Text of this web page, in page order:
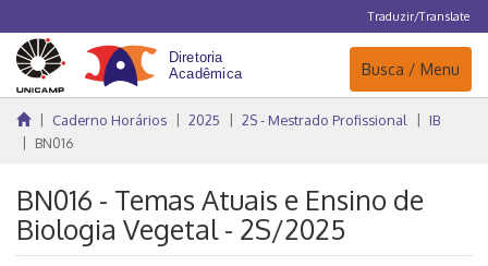
Traduzir/Translate
Navegação
Busca / Menu
Caderno Horários 2025 2S - Mestrado Profissional
IB
BN016
BN016 - Temas Atuais e Ensino de
Biologia Vegetal - 2S/2025